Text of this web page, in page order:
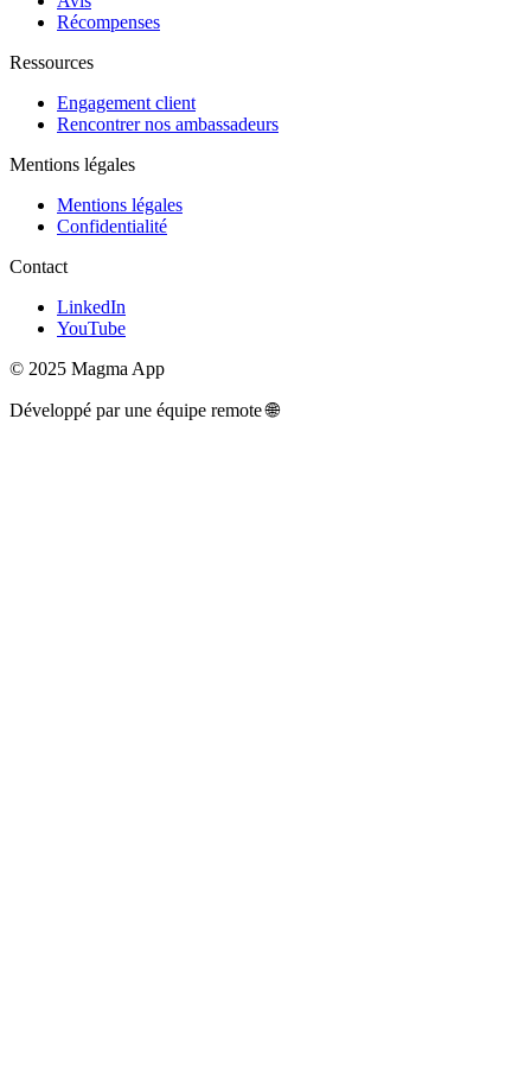
Récompenses
Ressources
Engagement client
Rencontrer nos ambassadeurs
Mentions légales
Mentions légales
Confidentialité
Contact
LinkedIn
YouTube
© 2025 Magma App
Développé par une équipe remote 🌐